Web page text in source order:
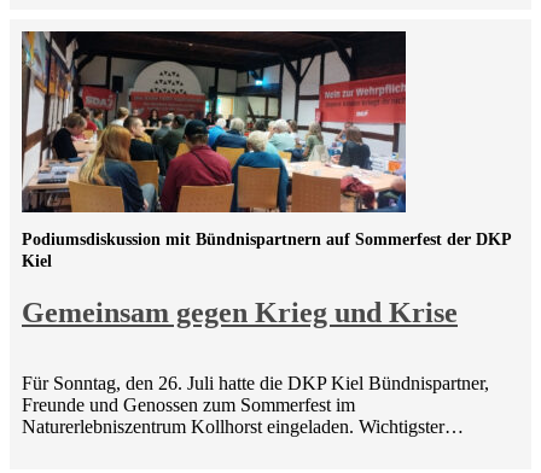
Gemeinsam gegen Krieg und Krise
Podiumsdiskussion mit Bündnispartnern auf Sommerfest der DKP
Kiel
Für Sonntag, den 26. Juli hatte die DKP Kiel Bündnispartner,
Freunde und Genossen zum Sommerfest im
Naturerlebniszentrum Kollhorst eingeladen. Wichtigster…